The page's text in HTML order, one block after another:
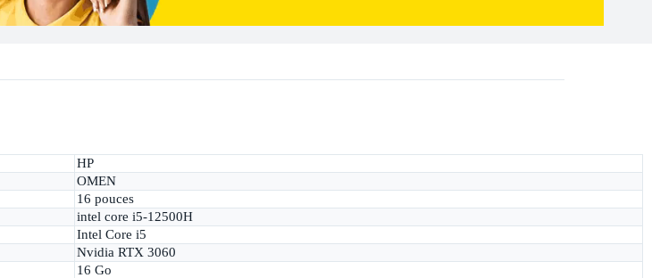
HP
OMEN
16 pouces
intel core i5-12500H
Intel Core i5
Nvidia RTX 3060
16 Go